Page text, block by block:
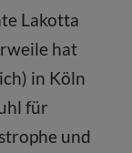
Lakotta
hat
in Köln
für
und